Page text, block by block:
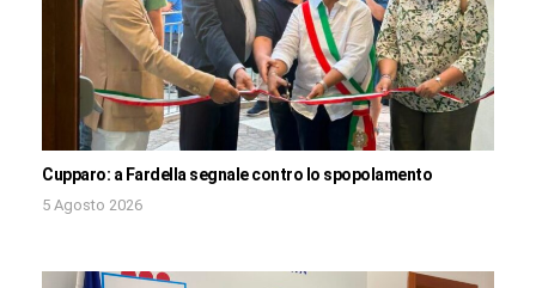
Cupparo: a Fardella segnale contro lo spopolamento
5 Agosto 2026